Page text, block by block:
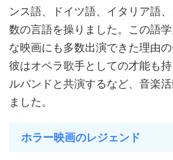
ンス語、ドイツ語、イタリア語
数の言語を操りました。この語
な映画にも多数出演できた理由の
彼はオペラ歌手としての才能も
ルバンドと共演するなど、音楽
ました。
ホラー映画のレジェンド